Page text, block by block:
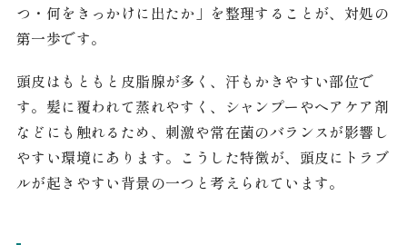
つ・何をきっかけに出たか」を整理することが、対処の
第一歩です。
頭皮はもともと皮脂腺が多く、汗もかきやすい部位で
す。髪に覆われて蒸れやすく、シャンプーやヘアケア剤
などにも触れるため、刺激や常在菌のバランスが影響し
やすい環境にあります。こうした特徴が、頭皮にトラブ
ルが起きやすい背景の一つと考えられています。